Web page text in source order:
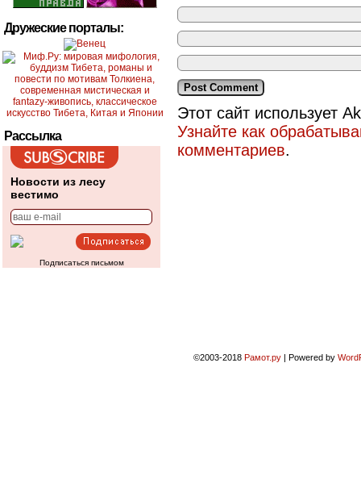
Дружеские порталы:
Рассылка
Новости из лесу
вестимо
Подписаться письмом
Этот сайт использует
Узнайте как
комментариев.
©2003-2018 Рамот.ру | Powered by